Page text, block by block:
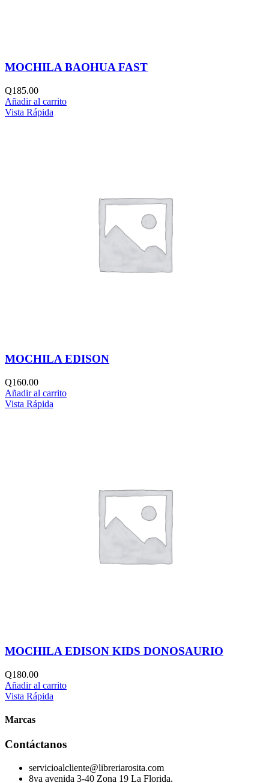
MOCHILA BAOHUA FAST
Q185.00
Añadir al carrito
Vista Rápida
MOCHILA EDISON
Q160.00
Añadir al carrito
Vista Rápida
MOCHILA EDISON KIDS DONOSAURIO
Q180.00
Añadir al carrito
Vista Rápida
Marcas
Contáctanos
servicioalcliente@libreriarosita.com
8va avenida 3-40 Zona 19 La Florida.